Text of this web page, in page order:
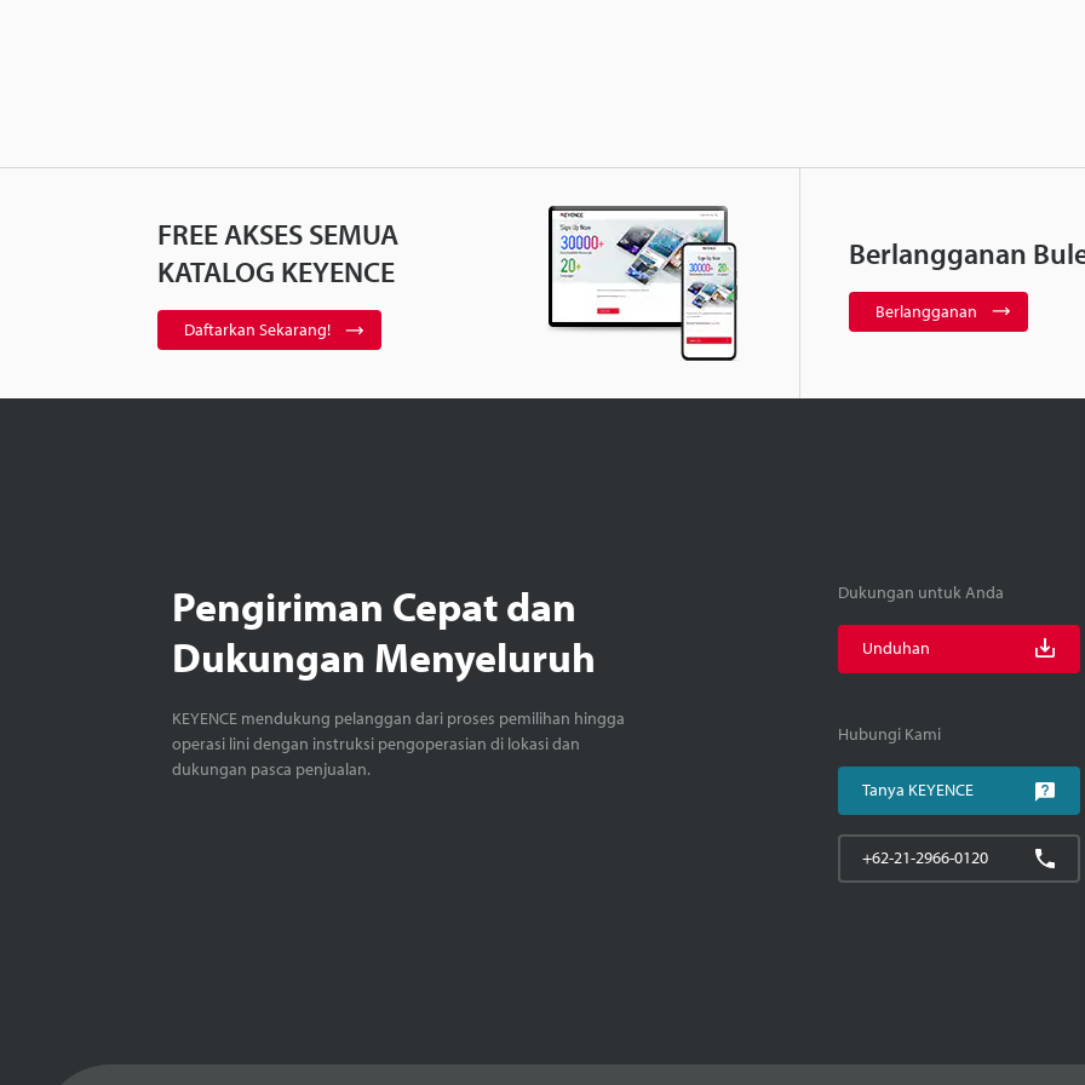
FREE AKSES SEMUA
KATALOG KEYENCE
Daftarkan Sekarang!
Berlangganan
Berlangganan
Pengiriman Cepat dan
Dukungan Menyeluruh
KEYENCE mendukung pelanggan dari proses pemilihan hingga
operasi lini dengan instruksi pengoperasian di lokasi dan
dukungan pasca penjualan.
Dukungan untuk Anda
Unduhan
Hubungi Kami
Tanya KEYENCE
+62-21-2966-0120